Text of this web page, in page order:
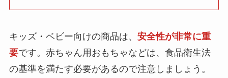
キッズ・ベビー向けの商品は、 安全性が非常に重
要です。赤ちゃん用おもちゃなどは、食品衛生法
の基準を満たす必要があるので注意しましょう。